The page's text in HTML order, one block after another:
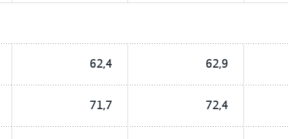
62,4 62,9
71,7 72,4